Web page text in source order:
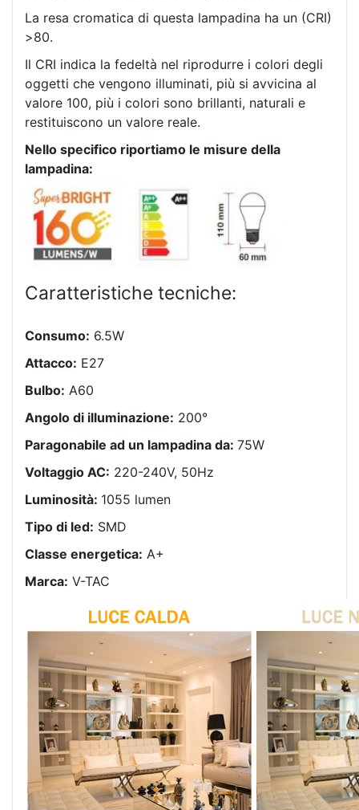
La resa cromatica di questa lampadina ha un (CRI)
>80.
Il CRI indica la fedeltà nel riprodurre i colori degli
oggetti che vengono illuminati, più si avvicina al
valore 100, più i colori sono brillanti, naturali e
restituiscono un valore reale.
Nello specifico riportiamo le misure della
lampadina:
Caratteristiche tecniche:
Consumo: 6.5W
Attacco: E27
Bulbo: A60
Angolo di illuminazione: 200°
Paragonabile ad un lampadina da: 75W
Voltaggio AC: 220-240V, 50Hz
Luminosità: 1055 lumen
Tipo di led: SMD
Classe energetica: A+
Marca: V-TAC